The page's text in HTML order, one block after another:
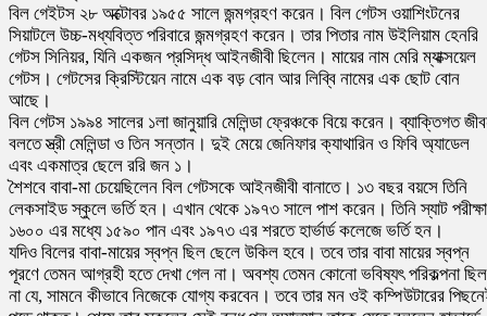
বিল গেইটস ২৮ অক্টোবর ১৯৫৫ সালে জন্মগ্রহণ করেন। বিল গেটস ওয়াশিংটনের
সিয়াটলে উচ্চ-মধ্যবিত্ত পরিবারে জন্মগ্রহণ করেন। তার পিতার নাম উইলিয়াম হেনরি
গেটস সিনিয়র, যিনি একজন প্রসিদ্ধ আইনজীবী ছিলেন। মায়ের নাম মেরি ম্যাক্সয়েল
গেটস। গেটসের ক্রিস্টিয়েন নামে এক বড় বোন আর লিব্বি নামের এক ছোট বোন
আছে।
বিল গেটস ১৯৯৪ সালের ১লা জানুয়ারি মেলিন্ডা ফ্রেঞ্চকে বিয়ে করেন। ব্যাক্তিগত
বলতে স্ত্রী মেলিন্ডা ও তিন সন্তান। দুই মেয়ে জেনিফার ক্যাথারিন ও ফিবি অ্যাডেল
এবং একমাত্র ছেলে ররি জন ১।
শৈশবে বাবা-মা চেয়েছিলেন বিল গেটসকে আইনজীবী বানাতে। ১৩ বছর বয়সে তিনি
লেকসাইড স্কুলে ভর্তি হন। এখান থেকে ১৯৭৩ সালে পাশ করেন। তিনি স্যাট
১৬০০ এর মধ্যে ১৫৯০ পান এবং ১৯৭৩ এর শরতে হার্ভার্ড কলেজে ভর্তি হন।
যদিও বিলের বাবা-মায়ের স্বপ্ন ছিল ছেলে উকিল হবে। তবে তার বাবা মায়ের স্বপ্ন
পূরণে তেমন আগ্রহী হতে দেখা গেল না। অবশ্য তেমন কোনো ভবিষ্যৎ পরিকল্পনা ছিল
না যে, সামনে কীভাবে নিজেকে যোগ্য করবেন। তবে তার মন ওই কম্পিউটারের